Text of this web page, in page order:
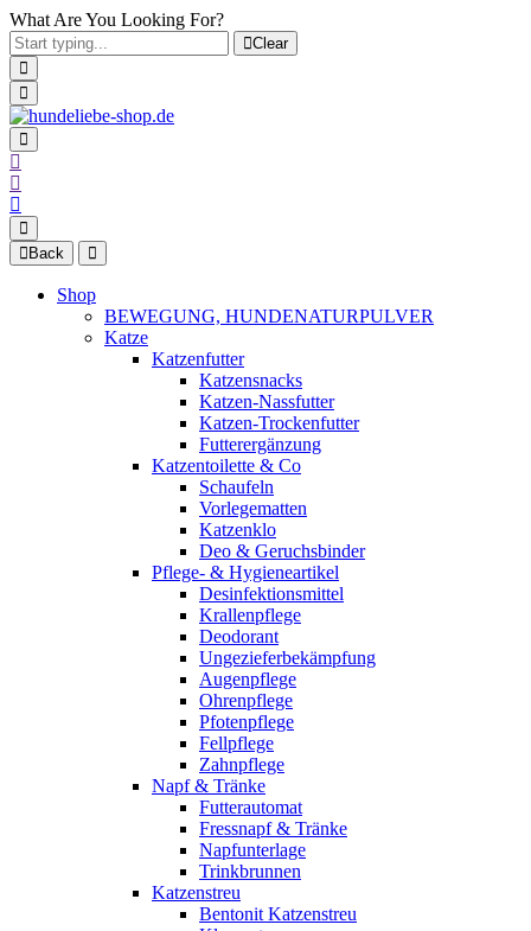
What Are You Looking For?
Clear
Back
Shop
BEWEGUNG, HUNDENATURPULVER
Katze
Katzenfutter
Katzensnacks
Katzen-Nassfutter
Katzen-Trockenfutter
Futterergänzung
Katzentoilette & Co
Schaufeln
Vorlegematten
Katzenklo
Deo & Geruchsbinder
Pflege- & Hygieneartikel
Desinfektionsmittel
Krallenpflege
Deodorant
Ungezieferbekämpfung
Augenpflege
Ohrenpflege
Pfotenpflege
Fellpflege
Zahnpflege
Napf & Tränke
Futterautomat
Fressnapf & Tränke
Napfunterlage
Trinkbrunnen
Katzenstreu
Bentonit Katzenstreu